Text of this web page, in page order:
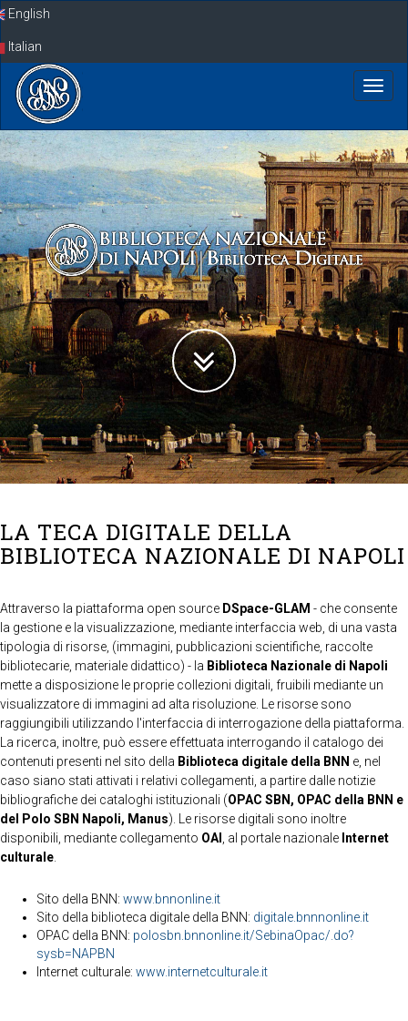
SkipEnglish
Italian
LA TECA DIGITALE DELLA
BIBLIOTECA NAZIONALE DI NAPOLI
Attraverso la piattaforma open source DSpace-GLAM - che consente
la gestione e la visualizzazione, mediante interfaccia web, di una vasta
tipologia di risorse, (immagini, pubblicazioni scientifiche, raccolte
bibliotecarie, materiale didattico) - la Biblioteca Nazionale di Napoli
mette a disposizione le proprie collezioni digitali, fruibili mediante un
visualizzatore di immagini ad alta risoluzione. Le risorse sono
raggiungibili utilizzando l'interfaccia di interrogazione della piattaforma.
La ricerca, inoltre, può essere effettuata interrogando il catalogo dei
contenuti presenti nel sito della Biblioteca digitale della BNN e, nel
caso siano stati attivati i relativi collegamenti, a partire dalle notizie
bibliografiche dei cataloghi istituzionali (OPAC SBN, OPAC della BNN e
del Polo SBN Napoli, Manus). Le risorse digitali sono inoltre
disponibili, mediante collegamento OAI , al portale nazionale Internet
culturale
Sito della BNN: www.bnnonline.it
Sito della biblioteca digitale della BNN: digitale.bnnnonline.it
OPAC della BNN: polosbn.bnnonline.it/SebinaOpac/.do?
sysb=NAPBN
Internet culturale: www.internetculturale.it